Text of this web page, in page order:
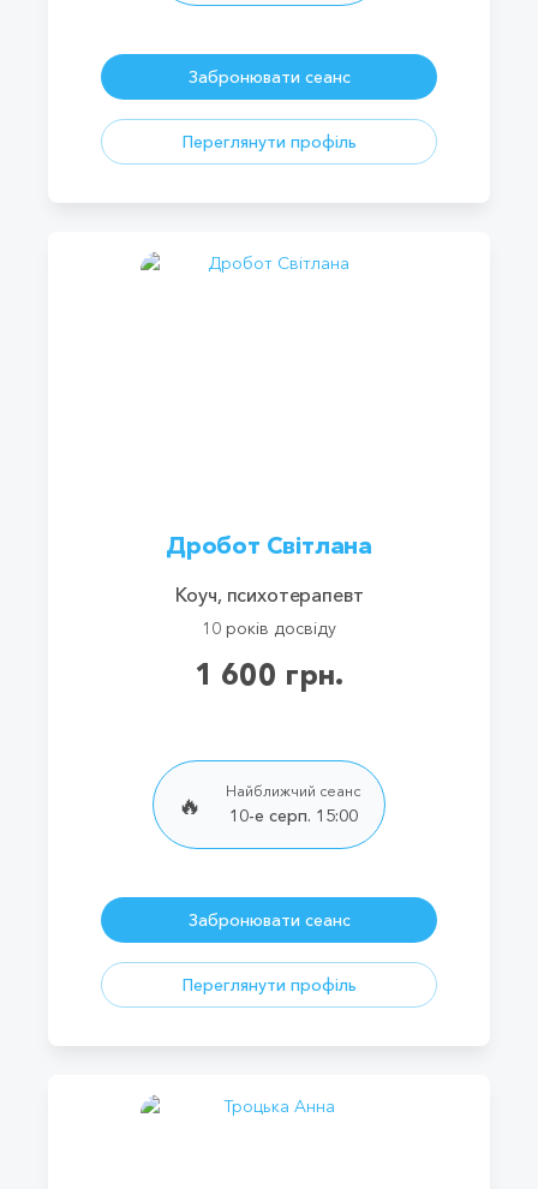
Забронювати сеанс
Переглянути профіль
Дробот Світлана
Коуч, психотерапевт
10 років досвіду
1 600 грн.
🔥
Найближчий сеанс
10-е серп. 15:00
Забронювати сеанс
Переглянути профіль